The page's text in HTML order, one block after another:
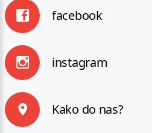
facebook
instagram
Kako do nas?